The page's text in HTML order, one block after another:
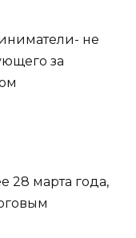
не
за
28 марта года,